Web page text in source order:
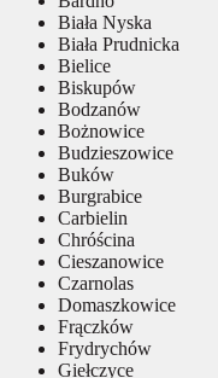
Biała Nyska
Biała Prudnicka
Bielice
Biskupów
Bodzanów
Bożnowice
Budzieszowice
Buków
Burgrabice
Carbielin
Chróścina
Cieszanowice
Czarnolas
Domaszkowice
Frączków
Frydrychów
Giełczyce